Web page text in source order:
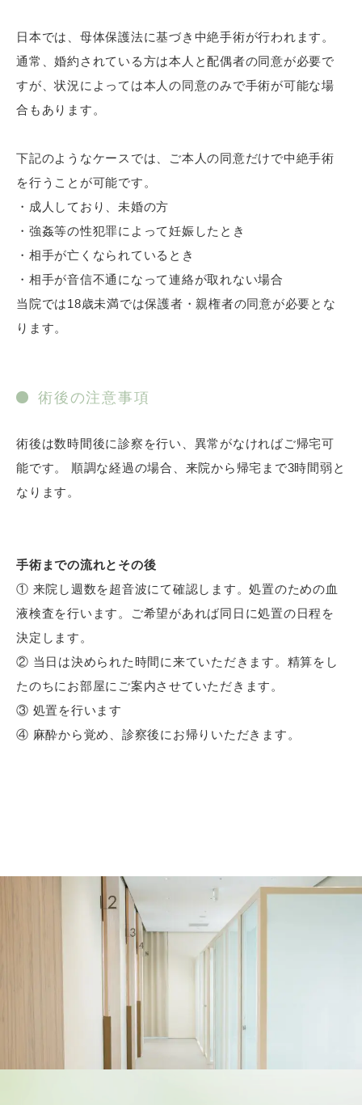
日本では、母体保護法に基づき中絶手術が行われます。
通常、婚約されている方は本人と配偶者の同意が必要で
すが、状況によっては本人の同意のみで手術が可能な場
合もあります。
下記のようなケースでは、ご本人の同意だけで中絶手術
を行うことが可能です。
・成人しており、未婚の方
・強姦等の性犯罪によって妊娠したとき
・相手が亡くなられているとき
・相手が音信不通になって連絡が取れない場合
当院では18歳未満では保護者・親権者の同意が必要とな
ります。
術後の注意事項
術後は数時間後に診察を行い、異常がなければご帰宅可
能です。 順調な経過の場合、来院から帰宅まで3時間弱と
なります。
手術までの流れとその後
① 来院し週数を超音波にて確認します。処置のための血
液検査を行います。ご希望があれば同日に処置の日程を
決定します。
② 当日は決められた時間に来ていただきます。精算をし
たのちにお部屋にご案内させていただきます。
③ 処置を行います
④ 麻酔から覚め、診察後にお帰りいただきます。